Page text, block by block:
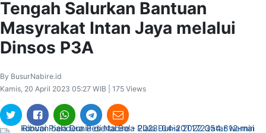
Tengah Salurkan Bantuan
Masyrakat Intan Jaya melalui
Dinsos P3A
By BusurNabire.id
Kamis, 20 April 2023 05:27 WIB | 175 Views